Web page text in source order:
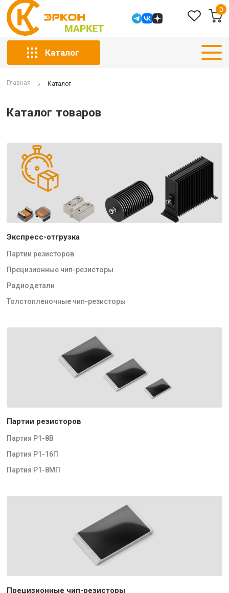
0
Каталог
Главная Каталог
Каталог товаров
Экспресс-отгрузка
Партии резисторов
Прецизионные чип-резисторы
Радиодетали
Толстопленочные чип-резисторы
Партии резисторов
Партия Р1-8В
Партия Р1-16П
Партия Р1-8МП
Прецизионные чип-резисторы